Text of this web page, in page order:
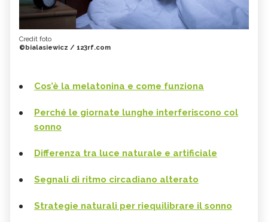
Credit foto
©bialasiewicz / 123rf.com
Cos’è la melatonina e come funziona
Perché le giornate lunghe interferiscono col
sonno
Differenza tra luce naturale e artificiale
Segnali di ritmo circadiano alterato
Strategie naturali per riequilibrare il sonno